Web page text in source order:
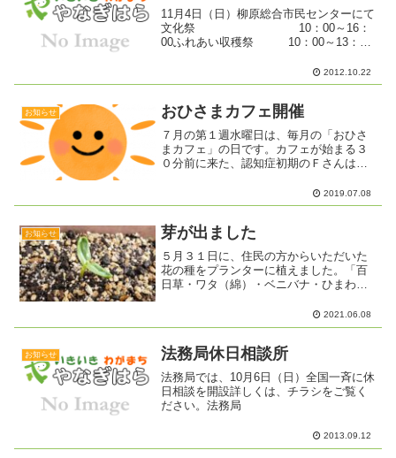
11月4日（日）柳原総合市民センターにて
文化祭 10：00～16：
00ふれあい収穫祭 10：00～13：00
を販売します福祉法人の手作りパンの販
売やそばの販売もあります 「夢ファー
2012.10.22
お知らせ おひさまカフェ開催
７月の第１週水曜日は、毎月の「おひさ
まカフェ」の日です。カフェが始まる３
０分前に来た、認知症初期のＦさんは、
は、散歩を終えて家に帰ると、ご主人が
「カフェに間に合うか？」と聞いてく
2019.07.08
お知らせ 芽が出ました
５月３１日に、住民の方からいただいた
花の種をプランターに植えました。「百
日草・ワタ（綿）・ベニバナ・ひまわ
日、ワタ（綿）・ベニバナ・ひまわりの
芽がでました。無事に育ってくれたら、
2021.06.08
お知らせ 法務局休日相談所
法務局では、10月6日（日）全国一斉に休
日相談を開設詳しくは、チラシをご覧く
ださい。法務局
2013.09.12